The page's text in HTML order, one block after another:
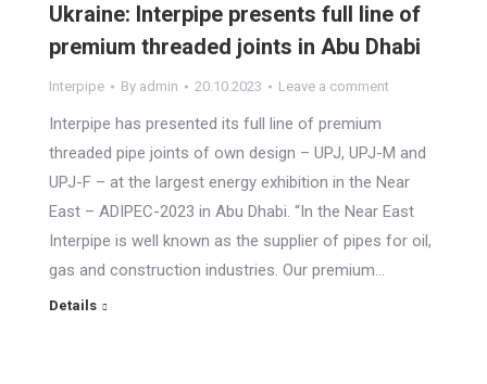
Ukraine: Interpipe presents full line of
premium threaded joints in Abu Dhabi
Interpipe By admin 20.10.2023 Leave a comment
Interpipe has presented its full line of premium
threaded pipe joints of own design – UPJ, UPJ-M and
UPJ-F – at the largest energy exhibition in the Near
East – ADIPEC-2023 in Abu Dhabi. “In the Near East
Interpipe is well known as the supplier of pipes for oil,
gas and construction industries. Our premium…
Details